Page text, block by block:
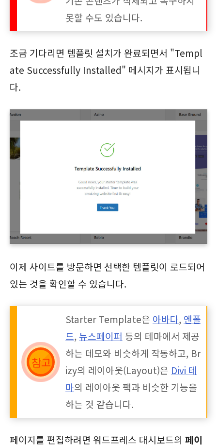
못할 수도 있습니다.
조금 기다리면 템플릿 설치가 완료되면서 "Templ
ate Successfully Installed" 메시지가 표시됩니
다.
이제 사이트를 방문하면 선택한 템플릿이 로드되어
있는 것을 확인할 수 있습니다.
Starter Template은 아바다, 엔폴
드, 뉴스페이퍼 등의 테마에서 제공
하는 데모와 비슷하게 작동하고, Br
izy의 레이아웃(Layout)은 Divi 테
마의 레이아웃 팩과 비슷한 기능을
하는 것 같습니다.
페이지를 편집하려면 워드프레스 대시보드의 페이